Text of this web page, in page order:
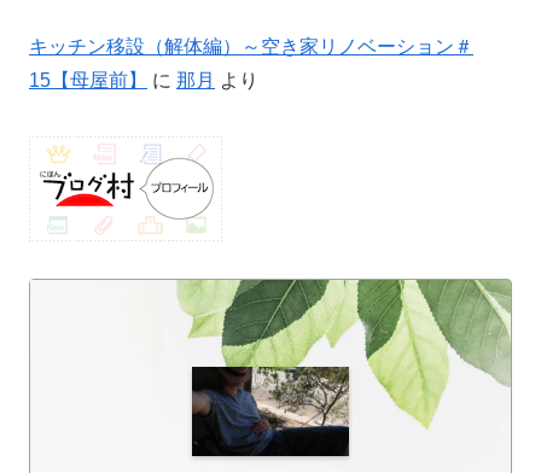
キッチン移設（解体編）～空き家リノベーション＃
15【母屋前】
に 那月 より